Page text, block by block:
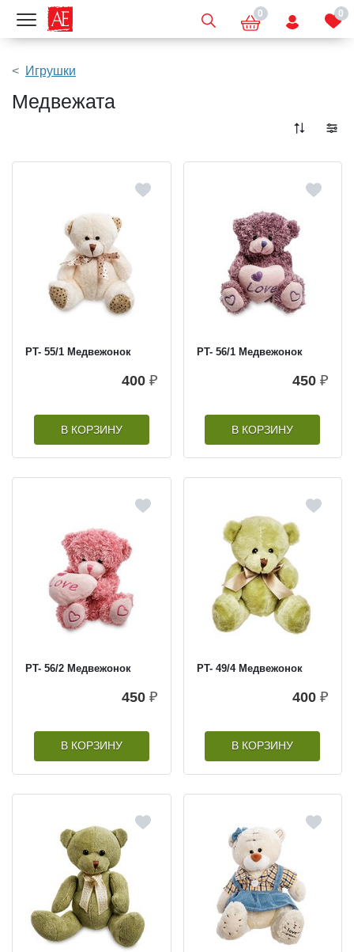
Показать меню 0 0
Игрушки
Медвежата
PT- 55/1 Медвежонок
400 ₽
В КОРЗИНУ
PT- 56/1 Медвежонок
450 ₽
В КОРЗИНУ
PT- 56/2 Медвежонок
450 ₽
В КОРЗИНУ
PT- 49/4 Медвежонок
400 ₽
В КОРЗИНУ